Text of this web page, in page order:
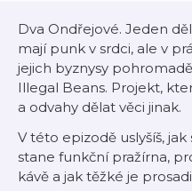
Dva Ondřejové. Jeden
mají punk v srdci, ale v
jejich byznysy
Illegal Beans. Projekt,
a odvahy dělat věci jinak.
V této epizodě uslyšíš,
stane funkční pražírna,
kávě a jak těžké je